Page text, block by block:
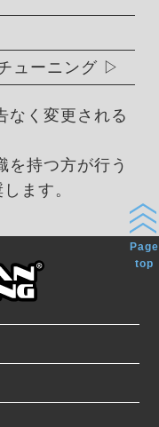
ューニング
なく変更される
持つ方が行う
ます。
Page
top